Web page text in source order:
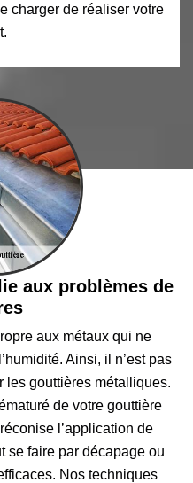
charger de réaliser votre
aux problèmes de
aux métaux qui ne
Ainsi, il n’est pas
les gouttières métalliques.
de votre gouttière
l’application de
se faire par décapage ou
Nos techniques